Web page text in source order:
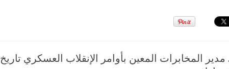
المخابرات المعين بأوامر الإنقلاب العسكري تاريخ